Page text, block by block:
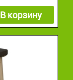
В корзину